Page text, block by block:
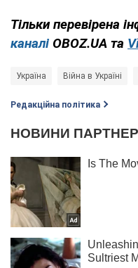
Тільки перевірена
каналі OBOZ.UA та
Україна Війна в Україні
Редакційна політика